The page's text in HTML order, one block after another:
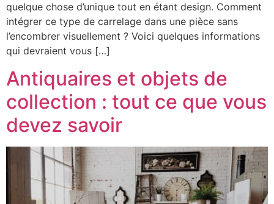
quelque chose d’unique tout en étant design. Comment
intégrer ce type de carrelage dans une pièce sans
l’encombrer visuellement ? Voici quelques informations
qui devraient vous […]
Antiquaires et objets de
collection : tout ce que vous
devez savoir